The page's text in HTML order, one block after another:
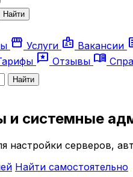
Найти
storefront Услуги badge Вакансии
reviews Отзывы menu_book
Найти
и системные
настройки серверов,
Найти самостоятельно